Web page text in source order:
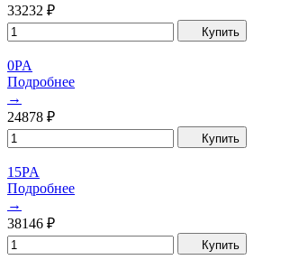
33232 ₽
Купить
0PA
Подробнее
→
24878 ₽
Купить
15PA
Подробнее
→
38146 ₽
Купить